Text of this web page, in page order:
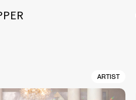
ARTIST